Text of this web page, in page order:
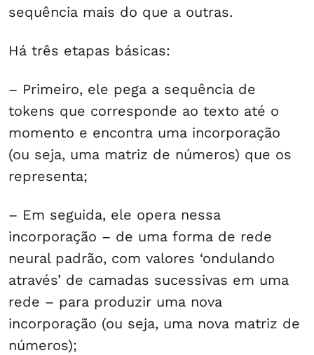
sequência mais do que a outras.
Há três etapas básicas:
– Primeiro, ele pega a sequência de
tokens que corresponde ao texto até o
momento e encontra uma incorporação
(ou seja, uma matriz de números) que os
representa;
– Em seguida, ele opera nessa
incorporação – de uma forma de rede
neural padrão, com valores ‘ondulando
através’ de camadas sucessivas em uma
rede – para produzir uma nova
incorporação (ou seja, uma nova matriz de
números);